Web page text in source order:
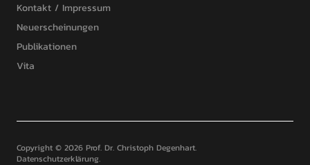
Kontakt / Impressum
Neuerscheinungen
Publikationen
Vita
Copyright © 2026 Prof. Dr. Christoph Degenhart
Datenschutzerklärung